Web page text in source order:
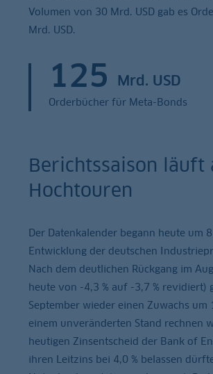
Volumen von 30 Mrd. USD gab es
Mrd. USD.
125 Mrd. USD
Orderbücher für Meta-Bonds
Berichtssaison läuft
Hochtouren
Der Datenkalender begann heute um
Entwicklung der deutschen
Nach dem deutlichen Rückgang im
heute von -4,3 % auf -3,7 % revidiert)
September wieder einen Zuwachs um
einem unveränderten Stand rechnen
heutigen Zinsentscheid der Bank of
ihren Leitzins bei 4,0 % belassen